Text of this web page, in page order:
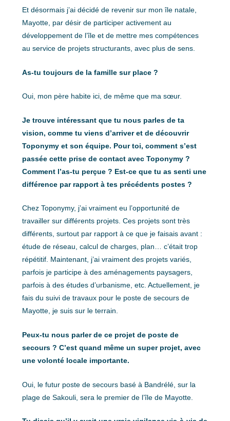
Et désormais j’ai décidé de revenir sur mon île natale,
Mayotte, par désir de participer activement au
développement de l’île et de mettre mes compétences
au service de projets structurants, avec plus de sens.
As-tu toujours de la famille sur place ?
Oui, mon père habite ici, de même que ma sœur.
Je trouve intéressant que tu nous parles de ta
vision, comme tu viens d’arriver et de découvrir
Toponymy et son équipe. Pour toi, comment s’est
passée cette prise de contact avec Toponymy ?
Comment l’as-tu perçue ? Est-ce que tu as senti une
différence par rapport à tes précédents postes ?
Chez Toponymy, j’ai vraiment eu l’opportunité de
travailler sur différents projets. Ces projets sont très
différents, surtout par rapport à ce que je faisais avant :
étude de réseau, calcul de charges, plan… c’était trop
répétitif. Maintenant, j’ai vraiment des projets variés,
parfois je participe à des aménagements paysagers,
parfois à des études d’urbanisme, etc. Actuellement, je
fais du suivi de travaux pour le poste de secours de
Mayotte, je suis sur le terrain.
Peux-tu nous parler de ce projet de poste de
secours ? C’est quand même un super projet, avec
une volonté locale importante.
Oui, le futur poste de secours basé à Bandrélé, sur la
plage de Sakouli, sera le premier de l’île de Mayotte.